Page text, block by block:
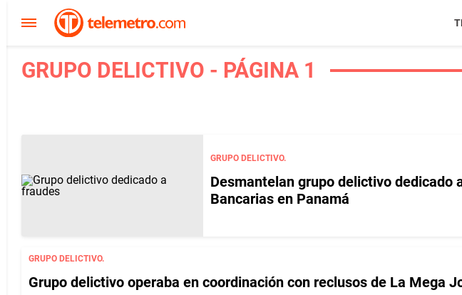
GRUPO DELICTIVO - PÁGINA 1
GRUPO DELICTIVO.
Desmantelan grupo delictivo dedicado
Bancarias en Panamá
GRUPO DELICTIVO.
Grupo delictivo operaba en coordinación con reclusos de La Mega